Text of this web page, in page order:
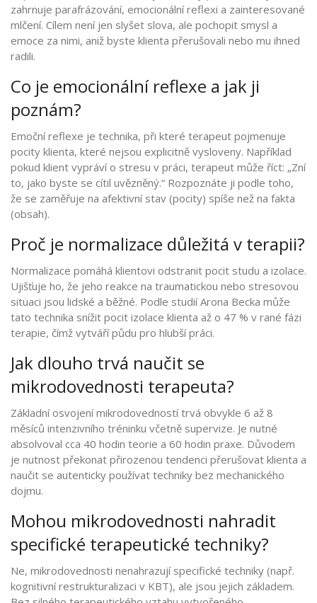
zahrnuje parafrázování, emocionální reflexi a zainteresované
mlčení. Cílem není jen slyšet slova, ale pochopit smysl a
emoce za nimi, aniž byste klienta přerušovali nebo mu ihned
radili.
Co je emocionální reflexe a jak ji
poznám?
Emoční reflexe je technika, při které terapeut pojmenuje
pocity klienta, které nejsou explicitně vysloveny. Například
pokud klient vypráví o stresu v práci, terapeut může říct: „Zní
to, jako byste se cítil uvězněný.“ Rozpoznáte ji podle toho,
že se zaměřuje na afektivní stav (pocity) spíše než na fakta
(obsah).
Proč je normalizace důležitá v terapii?
Normalizace pomáhá klientovi odstranit pocit studu a izolace.
Ujišťuje ho, že jeho reakce na traumatickou nebo stresovou
situaci jsou lidské a běžné. Podle studií Arona Becka může
tato technika snížit pocit izolace klienta až o 47 % v rané fázi
terapie, čímž vytváří půdu pro hlubší práci.
Jak dlouho trvá naučit se
mikrodovednosti terapeuta?
Základní osvojení mikrodovedností trvá obvykle 6 až 8
měsíců intenzivního tréninku včetně supervize. Je nutné
absolvoval cca 40 hodin teorie a 60 hodin praxe. Důvodem
je nutnost překonat přirozenou tendenci přerušovat klienta a
naučit se autenticky používat techniky bez mechanického
dojmu.
Mohou mikrodovednosti nahradit
specifické terapeutické techniky?
Ne, mikrodovednosti nenahrazují specifické techniky (např.
kognitivní restrukturalizaci v KBT), ale jsou jejich základem.